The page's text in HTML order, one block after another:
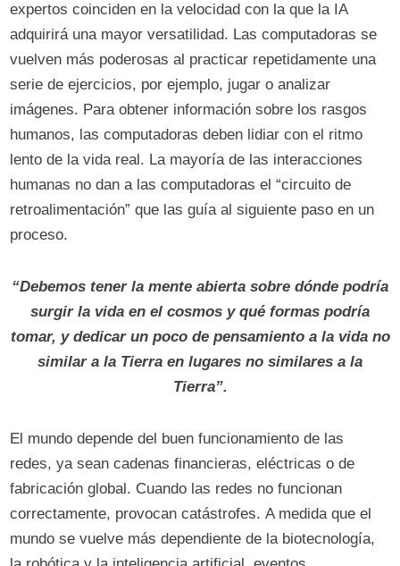
expertos coinciden en la velocidad con la que la IA
adquirirá una mayor versatilidad. Las computadoras se
vuelven más poderosas al practicar repetidamente una
serie de ejercicios, por ejemplo, jugar o analizar
imágenes. Para obtener información sobre los rasgos
humanos, las computadoras deben lidiar con el ritmo
lento de la vida real. La mayoría de las interacciones
humanas no dan a las computadoras el “circuito de
retroalimentación” que las guía al siguiente paso en un
proceso.
“Debemos tener la mente abierta sobre dónde podría
surgir la vida en el cosmos y qué formas podría
tomar, y dedicar un poco de pensamiento a la vida no
similar a la Tierra en lugares no similares a la
Tierra”.
El mundo depende del buen funcionamiento de las
redes, ya sean cadenas financieras, eléctricas o de
fabricación global. Cuando las redes no funcionan
correctamente, provocan catástrofes. A medida que el
mundo se vuelve más dependiente de la biotecnología,